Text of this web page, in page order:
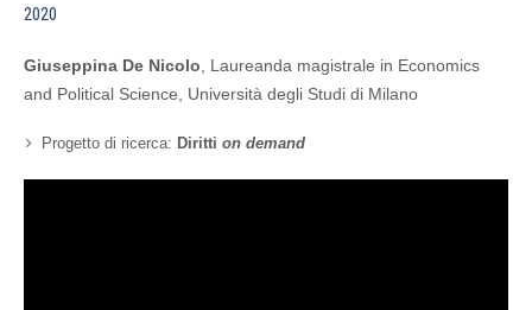
2020
Giuseppina De Nicolo , Laureanda magistrale in Economics
and Political Science, Università degli Studi di Milano
Progetto di ricerca: Dirittion demand